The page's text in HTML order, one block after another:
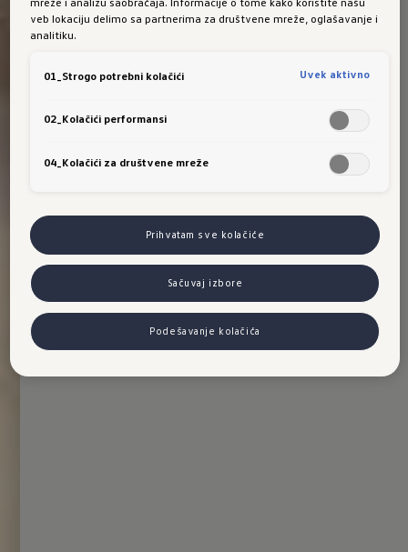
veb lokaciju delimo sa partnerima za društvene mreže, oglašavanje i
analitiku.
01_Strogo potrebni kolačići Uvek aktivno
02_Kolačići performansi
04_Kolačići za društvene mreže
Prihvatam sve kolačiće
Sačuvaj izbore
Podešavanje kolačića